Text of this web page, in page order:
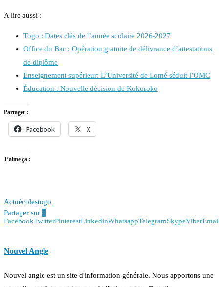
A lire aussi :
Togo : Dates clés de l’année scolaire 2026-2027
Office du Bac : Opération gratuite de délivrance d’attestations
de diplôme
Enseignement supérieur: L’Université de Lomé séduit l’OMC
Éducation : Nouvelle décision de Kokoroko
Partager :
Facebook X
J’aime ça :
Actuécolestogo
Partager sur 1
FacebookTwitterPinterestLinkedinWhatsappTelegramSkypeViber
Nouvel Angle
Nouvel angle est un site d'information générale. Nous apportons une